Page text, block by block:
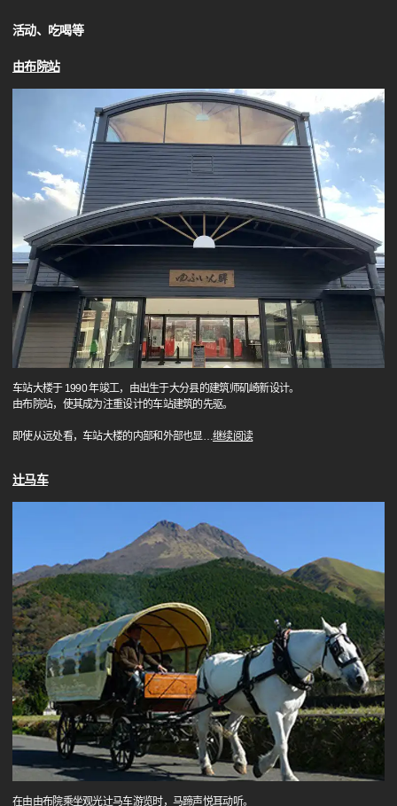
活动、吃喝等
由布院站
车站大楼于 1990 年竣工，由出生于大分县的建筑师矶崎新设计。
由布院站，使其成为注重设计的车站建筑的先驱。
即使从远处看，车站大楼的内部和外部也显…继续阅读
辻马车
在由由布院乘坐观光辻马车游览时，马蹄声悦耳动听。